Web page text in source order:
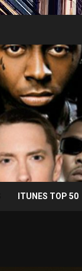
ITUNES TOP 50